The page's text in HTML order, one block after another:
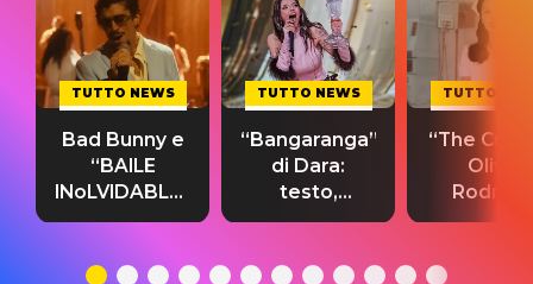
TUTTO NEWS
Bad Bunny e
“BAILE
INoLVIDABLE”:
testo,
significato
TUTTO NEWS
“Bangaranga”
di Dara:
testo,
traduzione e
del singolo
TUTTO
“The
Olivia
testo,